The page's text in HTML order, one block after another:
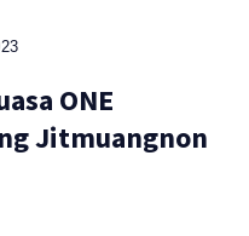
ONE
Jitmuangnon